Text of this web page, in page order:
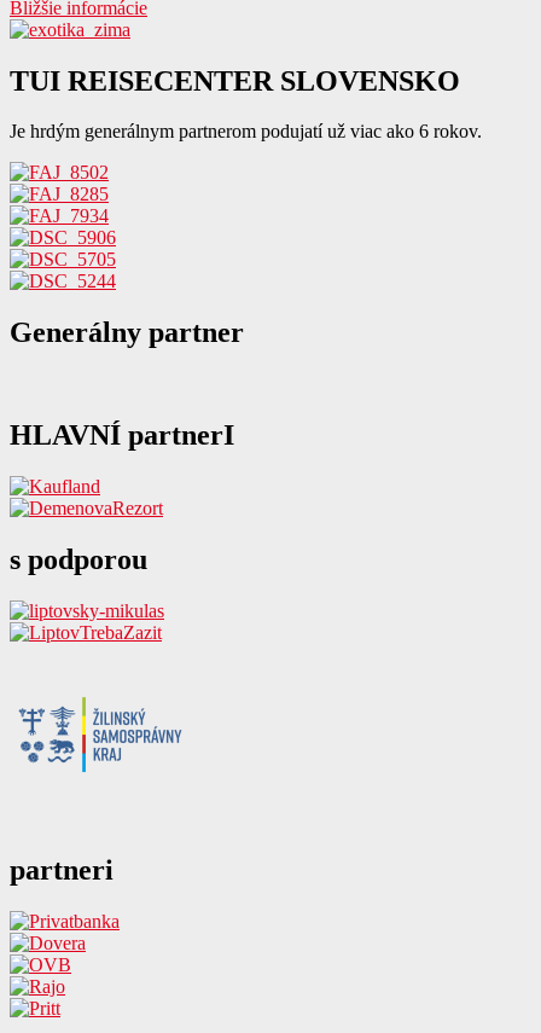
Bližšie informácie
TUI REISECENTER SLOVENSKO
Je hrdým generálnym partnerom podujatí už viac ako 6 rokov.
Generálny partner
HLAVNÍ partnerI
s podporou
partneri